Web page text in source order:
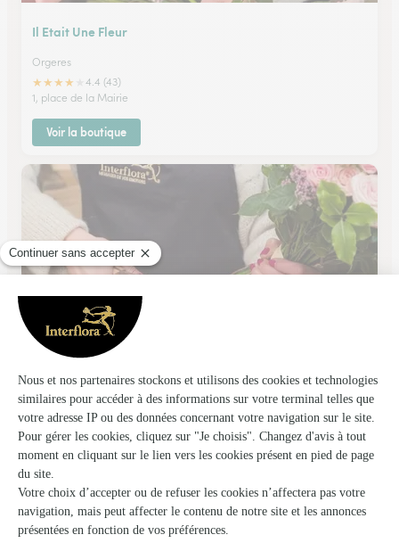
Il Etait Une Fleur
Orgeres
★★★★
4.4 (43)
1, place de la Mairie
Voir la boutique
Au Pot’o Roses
Betton
15B, rue de Rennes
Voir la boutique